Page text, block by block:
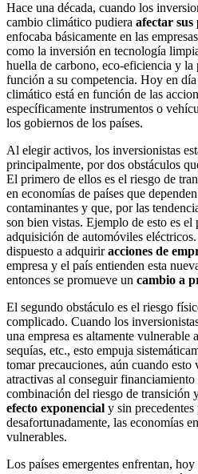
Hace una década, cuando los
cambio climático pudiera afectar
enfocaba básicamente en las
como la inversión en tecnología
huella de carbono, eco-eficiencia y la
función a su competencia. Hoy en
climático está en función de las
específicamente instrumentos o
los gobiernos de los países.
Al elegir activos, los inversionistas
principalmente, por dos obstáculos
El primero de ellos es el riesgo de
en economías de países que
contaminantes y que, por las
son bien vistas. Ejemplo de esto es
adquisición de automóviles
dispuesto a adquiriracciones de
empresa y el país entienden esta
entonces se promueve un cambio a
El segundo obstáculo es el riesgo
complicado. Cuando los
una empresa es altamente vulnerable
sequías, etc., esto empuja
tomar precauciones, aún cuando esto
atractivas al conseguir
combinación del riesgo de transición
efecto exponencial y sin precedentes
desafortunadamente, las economías
vulnerables.
Los países emergentes enfrentan,